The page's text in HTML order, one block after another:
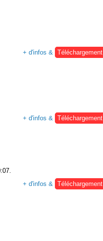
+ d'infos & Téléchargement
+ d'infos & Téléchargement
+ d'infos &
Téléchargement